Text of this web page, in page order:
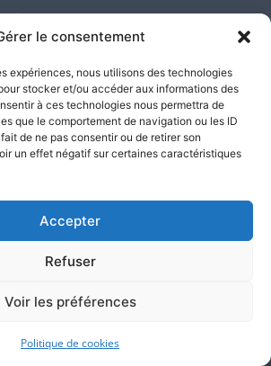
le consentement
expériences, nous utilisons des technologies
stocker et/ou accéder aux informations des
à ces technologies nous permettra de
que le comportement de navigation ou les ID
de ne pas consentir ou de retirer son
un effet négatif sur certaines caractéristiques
Accepter
Refuser
Voir les préférences
Politique de cookies
» garantissant la transparence dans le
de modération et de restitution des avis.
d’Huissiers
internet
saisies
intellectuelle et